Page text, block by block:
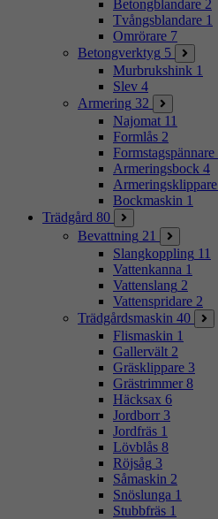
Betongblandare 2
Tvångsblandare 1
Omrörare 7
Betongverktyg 5
Murbrukshink 1
Slev 4
Armering 32
Najomat 11
Formlås 2
Formstagspännare
Armeringsbock 4
Armeringsklippare
Bockmaskin 1
Trädgård 80
Bevattning 21
Slangkoppling 11
Vattenkanna 1
Vattenslang 2
Vattenspridare 2
Trädgårdsmaskin 40
Flismaskin 1
Gallervält 2
Gräsklippare 3
Grästrimmer 8
Häcksax 6
Jordborr 3
Jordfräs 1
Lövblås 8
Röjsåg 3
Såmaskin 2
Snöslunga 1
Stubbfräs 1